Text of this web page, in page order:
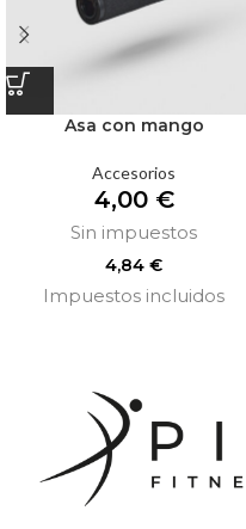
Asa con mango
Accesorios
4,00 €
Sin impuestos
4,84 €
Impuestos incluidos